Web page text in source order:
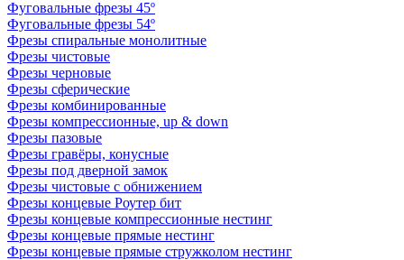
Фуговальные фрезы 45º
Фуговальные фрезы 54º
Фрезы спиральные монолитные
Фрезы чистовые
Фрезы черновые
Фрезы сферические
Фрезы комбинированные
Фрезы компрессионные, up & down
Фрезы пазовые
Фрезы гравёры, конусные
Фрезы под дверной замок
Фрезы чистовые с обнижением
Фрезы концевые Роутер бит
Фрезы концевые компрессионные нестинг
Фрезы концевые прямые нестинг
Фрезы концевые прямые стружколом нестинг